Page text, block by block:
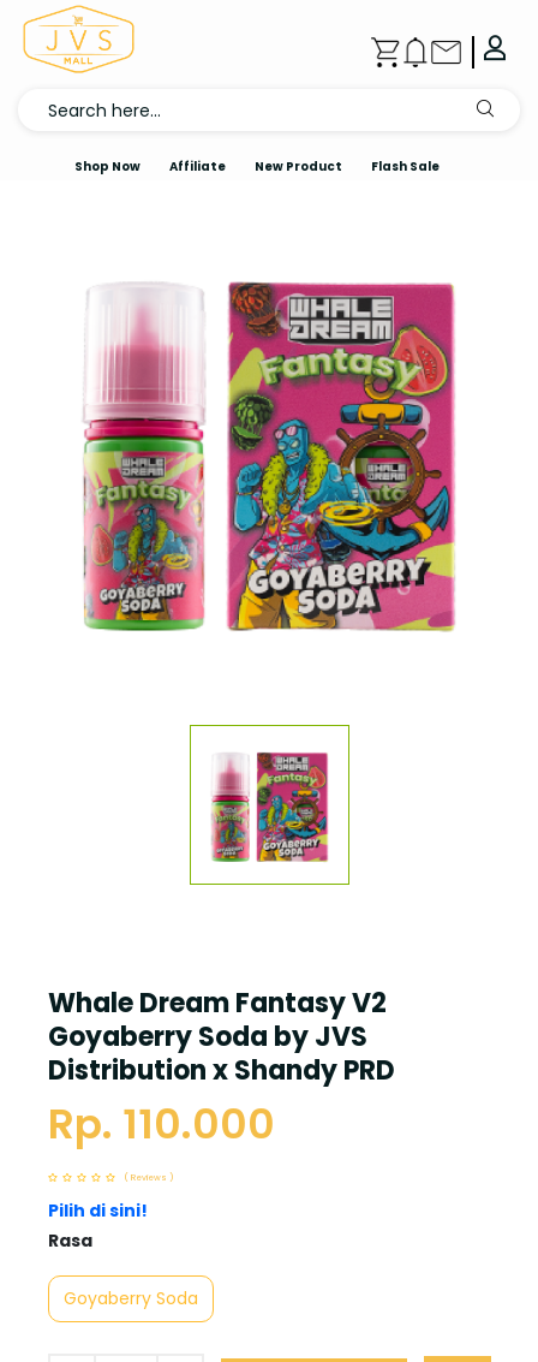
Shop Now Affiliate New Product Flash Sale
Whale Dream Fantasy V2
Goyaberry Soda by JVS
Distribution x Shandy PRD
Rp. 110.000
( Reviews )
Pilih di sini!
Rasa
Goyaberry Soda